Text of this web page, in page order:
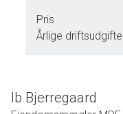
Pris
Årlige
Ib Bjerregaard